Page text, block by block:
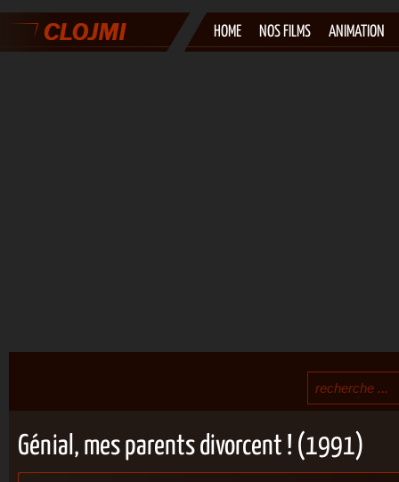
HOME NOS FILMS ANIMATION
Génial, mes parents divorcent ! (1991)